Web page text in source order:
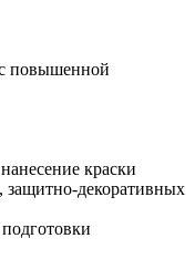
повышенной
краски
декоративных
подготовки